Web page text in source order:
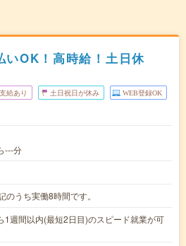
いOK！高時給！土日休
給あり 土日祝日が休み WEB登録OK
---分
うち実働8時間です。
1週間以内(最短2日目)のスピード就業が可